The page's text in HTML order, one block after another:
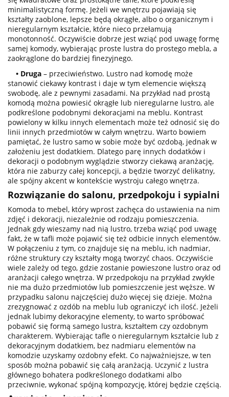
minimalistyczną formę. Jeżeli we wnętrzu pojawiają się
kształty zaoblone, lepsze będą okrągłe, albo o organicznym i
nieregularnym kształcie, które nieco przełamują
monotonność. Oczywiście dobrze jest wziąć pod uwagę formę
samej komody, wybierając proste lustra do prostego mebla, a
zaokrąglone do bardziej finezyjnego.
• Druga – przeciwieństwo. Lustro nad komodę może
stanowić ciekawy kontrast i daje w tym elemencie większą
swobodę, ale z pewnymi zasadami. Na przykład nad prostą
komodą można powiesić okrągłe lub nieregularne lustro, ale
podkreślone podobnymi dekoracjami na meblu. Kontrast
powielony w kilku innych elementach może też odnosić się do
linii innych przedmiotów w całym wnętrzu. Warto bowiem
pamiętać, że lustro samo w sobie może być ozdobą, jednak w
założeniu jest dodatkiem. Dlatego parę innych dodatków i
dekoracji o podobnym wyglądzie stworzy ciekawą aranżację,
która nie zaburzy całej koncepcji, a będzie tworzyć delikatny,
ale spójny akcent w kontekście wystroju całego wnętrza.
Rozwiązanie do salonu, przedpokoju i sypialni
Komoda to mebel, który wprost zachęca do ustawienia na nim
zdjęć i dekoracji, niezależnie od rodzaju pomieszczenia.
Jednak gdy wieszamy nad nią lustro, trzeba wziąć pod uwagę
fakt, że w tafli może pojawić się też odbicie innych elementów.
W połączeniu z tym, co znajduje się na meblu, ich nadmiar,
różne struktury czy kształty mogą tworzyć chaos. Oczywiście
wiele zależy od tego, gdzie zostanie powieszone lustro oraz od
aranżacji całego wnętrza. W przedpokoju na przykład zwykle
nie ma dużo przedmiotów lub pomieszczenie jest węższe. W
przypadku salonu najczęściej dużo więcej się dzieje. Można
zrezygnować z ozdób na meblu lub ograniczyć ich ilość. Jeżeli
jednak lubimy dekoracyjne elementy, to warto spróbować
pobawić się formą samego lustra, kształtem czy ozdobnym
charakterem. Wybierając tafle o nieregularnym kształcie lub z
dekoracyjnym dodatkiem, bez nadmiaru elementów na
komodzie uzyskamy ozdobny efekt. Co najważniejsze, w ten
sposób można pobawić się całą aranżacją. Uczynić z lustra
głównego bohatera podkreślonego dodatkami albo
przeciwnie, wykonać spójną kompozycję, której będzie częścią.